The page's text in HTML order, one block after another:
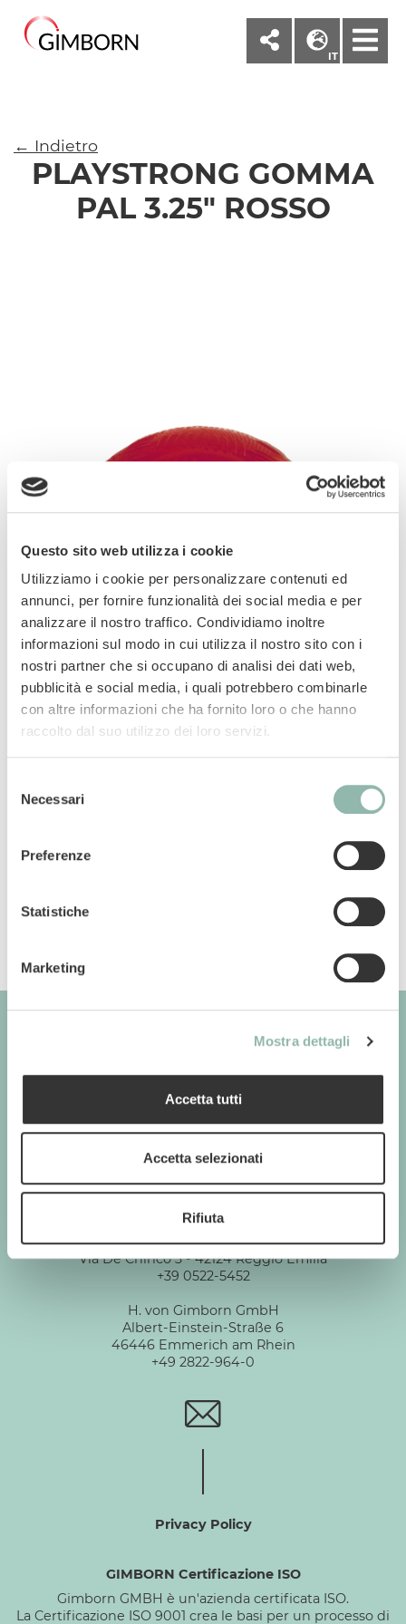
Questo sito web utilizza i cookie
Utilizziamo i cookie per personalizzare contenuti ed
annunci, per fornire funzionalità dei social media e per
analizzare il nostro traffico. Condividiamo inoltre
informazioni sul modo in cui utilizza il nostro sito con i
nostri partner che si occupano di analisi dei dati web,
pubblicità e social media, i quali potrebbero combinarle
con altre informazioni che ha fornito loro o che hanno
raccolto dal suo utilizzo dei loro servizi.
delNecessari
Preferenze
Statistiche
Marketing
Mostra dettagli
Accetta tutti
Accetta selezionati
Rifiuta
IT
← Indietro
PLAYSTRONG GOMMA
PAL 3.25" ROSSO
Gioco in gomma pesante Perfetto per morsi
potenti Galleggia in acqua Ultra-resistente
Codice ean: 8009632039985
GIMBORN
Cats. Dogs. Love.
GIMBORN
Gimborn Italia S.r.l. Società a Socio Unico
P.IVA 01631460357
Via De Chirico 3 - 42124 Reggio Emilia
+39 0522-5452
H. von Gimborn GmbH
Albert-Einstein-Straße 6
46446 Emmerich am Rhein
+49 2822-964-0
Privacy Policy
GIMBORN Certificazione ISO
Gimborn GMBH è un'azienda certificata ISO.
La Certificazione ISO 9001 crea le basi per un processo di